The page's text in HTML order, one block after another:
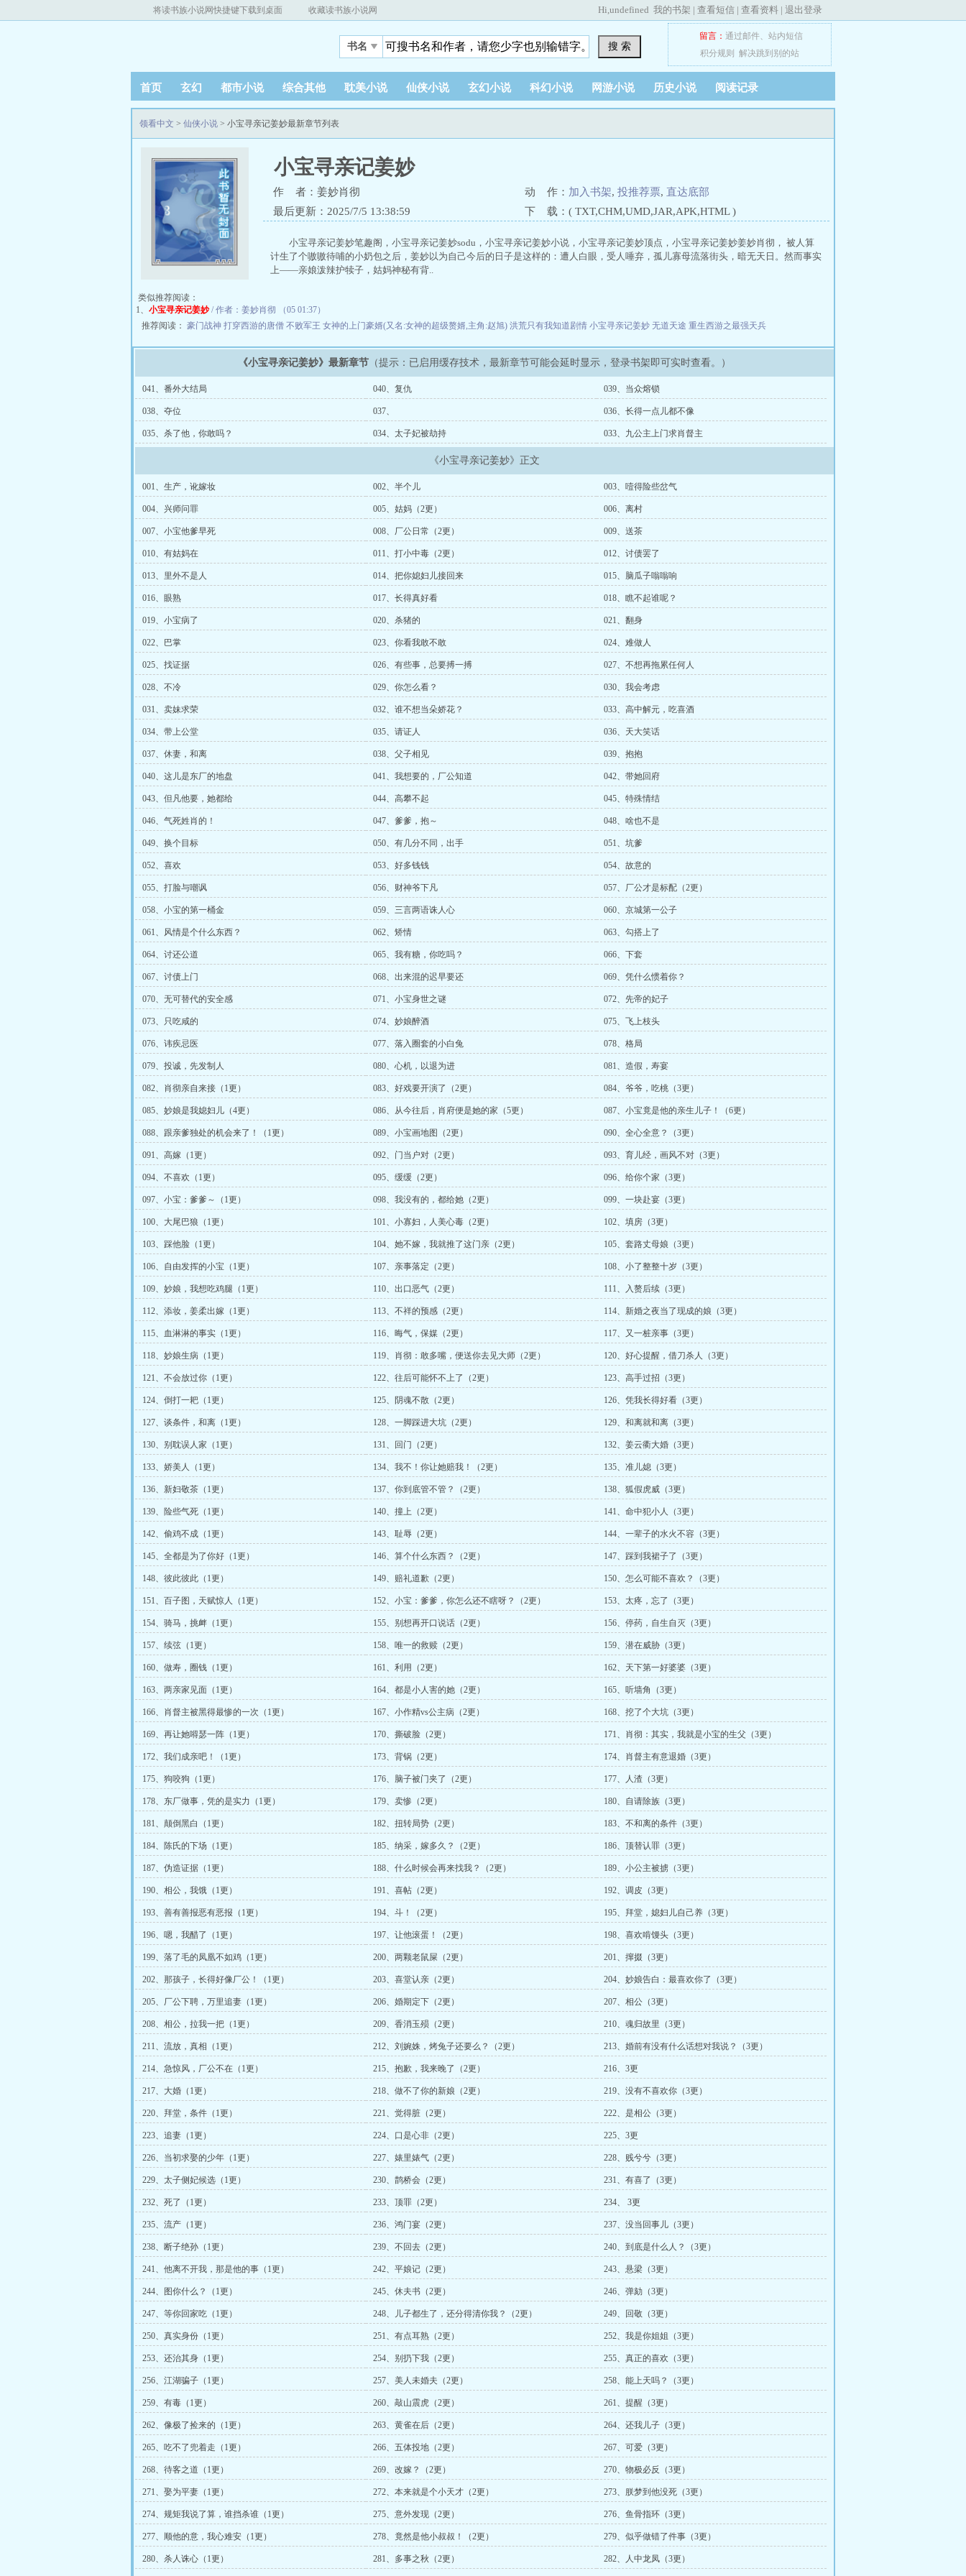
将读书族小说网快捷键下载到桌面 收藏读书族小说网 Hi,undefined 我的书架 | 查看短信 | 查看资料 | 退出登录
书名 搜 索
留言： 通过邮件、 站内短信
积分规则
解决跳到别的站
首页 玄幻 都市小说 综合其他 耽美小说 仙侠小说 玄幻小说 科幻小说 网游小说 历史小说 阅读记录
领看中文 > 仙侠小说 > 小宝寻亲记姜妙最新章节列表
小宝寻亲记姜妙
作 者：姜妙肖彻 动 作： 加入书架, 投推荐票, 直达底部
最后更新：2025/7/5 13:38:59
下 载：( TXT,CHM,UMD,JAR,APK,HTML )
小宝寻亲记姜妙笔趣阁，小宝寻亲记姜妙sodu，小宝寻亲记姜妙小说，小宝寻亲记姜妙顶点，小宝寻亲记姜妙姜妙肖彻， 被人算
计生了个嗷嗷待哺的小奶包之后，姜妙以为自己今后的日子是这样的：遭人白眼，受人唾弃，孤儿寡母流落街头，暗无天日。然而事实
上——亲娘泼辣护犊子，姑妈神秘有背..
类似推荐阅读：
1、 小宝寻亲记姜妙/ 作者：姜妙肖彻 （05 01:37）
推荐阅读： 豪门战神 打穿西游的唐僧 不败军王 女神的上门豪婿(又名:女神的超级赘婿,主角:赵旭) 洪荒只有我知道剧情 小宝寻亲记姜妙 无道天途 重生西游之最强天兵
《小宝寻亲记姜妙》最新章节 （提示：已启用缓存技术，最新章节可能会延时显示，登录书架即可实时查看。）
041、番外大结局 040、复仇 039、当众熔锁
038、夺位 037、 036、长得一点儿都不像
035、杀了他，你敢吗？ 034、太子妃被劫持 033、九公主上门求肖督主
《小宝寻亲记姜妙》正文
001、生产，讹嫁妆 002、半个儿 003、噎得险些岔气
004、兴师问罪 005、姑妈（2更） 006、离村
007、小宝他爹早死 008、厂公日常（2更） 009、送茶
010、有姑妈在 011、打小中毒（2更） 012、讨债罢了
013、里外不是人 014、把你媳妇儿接回来 015、脑瓜子嗡嗡响
016、眼熟 017、长得真好看 018、瞧不起谁呢？
019、小宝病了 020、杀猪的 021、翻身
022、巴掌 023、你看我敢不敢 024、难做人
025、找证据 026、有些事，总要搏一搏 027、不想再拖累任何人
028、不冷 029、你怎么看？ 030、我会考虑
031、卖妹求荣 032、谁不想当朵娇花？ 033、高中解元，吃喜酒
034、带上公堂 035、请证人 036、天大笑话
037、休妻，和离 038、父子相见 039、抱抱
040、这儿是东厂的地盘 041、我想要的，厂公知道 042、带她回府
043、但凡他要，她都给 044、高攀不起 045、特殊情结
046、气死姓肖的！ 047、爹爹，抱～ 048、啥也不是
049、换个目标 050、有几分不同，出手 051、坑爹
052、喜欢 053、好多钱钱 054、故意的
055、打脸与嘲讽 056、财神爷下凡 057、厂公才是标配（2更）
058、小宝的第一桶金 059、三言两语诛人心 060、京城第一公子
061、风情是个什么东西？ 062、矫情 063、勾搭上了
064、讨还公道 065、我有糖，你吃吗？ 066、下套
067、讨债上门 068、出来混的迟早要还 069、凭什么惯着你？
070、无可替代的安全感 071、小宝身世之谜 072、先帝的妃子
073、只吃咸的 074、妙娘醉酒 075、飞上枝头
076、讳疾忌医 077、落入圈套的小白兔 078、格局
079、投诚，先发制人 080、心机，以退为进 081、造假，寿宴
082、肖彻亲自来接（1更） 083、好戏要开演了（2更） 084、爷爷，吃桃（3更）
085、妙娘是我媳妇儿（4更） 086、从今往后，肖府便是她的家（5更） 087、小宝竟是他的亲生儿子！（6更）
088、跟亲爹独处的机会来了！（1更） 089、小宝画地图（2更） 090、全心全意？（3更）
091、高嫁（1更） 092、门当户对（2更） 093、育儿经，画风不对（3更）
094、不喜欢（1更） 095、缓缓（2更） 096、给你个家（3更）
097、小宝：爹爹～（1更） 098、我没有的，都给她（2更） 099、一块赴宴（3更）
100、大尾巴狼（1更） 101、小寡妇，人美心毒（2更） 102、填房（3更）
103、踩他脸（1更） 104、她不嫁，我就推了这门亲（2更） 105、套路丈母娘（3更）
106、自由发挥的小宝（1更） 107、亲事落定（2更） 108、小了整整十岁（3更）
109、妙娘，我想吃鸡腿（1更） 110、出口恶气（2更） 111、入赘后续（3更）
112、添妆，姜柔出嫁（1更） 113、不祥的预感（2更） 114、新婚之夜当了现成的娘（3更）
115、血淋淋的事实（1更） 116、晦气，保媒（2更） 117、又一桩亲事（3更）
118、妙娘生病（1更） 119、肖彻：敢多嘴，便送你去见大师（2更） 120、好心提醒，借刀杀人（3更）
121、不会放过你（1更） 122、往后可能怀不上了（2更） 123、高手过招（3更）
124、倒打一耙（1更） 125、阴魂不散（2更） 126、凭我长得好看（3更）
127、谈条件，和离（1更） 128、一脚踩进大坑（2更） 129、和离就和离（3更）
130、别耽误人家（1更） 131、回门（2更） 132、姜云衢大婚（3更）
133、娇美人（1更） 134、我不！你让她赔我！（2更） 135、准儿媳（3更）
136、新妇敬茶（1更） 137、你到底管不管？（2更） 138、狐假虎威（3更）
139、险些气死（1更） 140、撞上（2更） 141、命中犯小人（3更）
142、偷鸡不成（1更） 143、耻辱（2更） 144、一辈子的水火不容（3更）
145、全都是为了你好（1更） 146、算个什么东西？（2更） 147、踩到我裙子了（3更）
148、彼此彼此（1更） 149、赔礼道歉（2更） 150、怎么可能不喜欢？（3更）
151、百子图，天赋惊人（1更） 152、小宝：爹爹，你怎么还不瞎呀？（2更） 153、太疼，忘了（3更）
154、骑马，挑衅（1更） 155、别想再开口说话（2更） 156、停药，自生自灭（3更）
157、续弦（1更） 158、唯一的救赎（2更） 159、潜在威胁（3更）
160、做寿，圈钱（1更） 161、利用（2更） 162、天下第一好婆婆（3更）
163、两亲家见面（1更） 164、都是小人害的她（2更） 165、听墙角（3更）
166、肖督主被黑得最惨的一次（1更） 167、小作精vs公主病（2更） 168、挖了个大坑（3更）
169、再让她嘚瑟一阵（1更） 170、撕破脸（2更） 171、肖彻：其实，我就是小宝的生父（3更）
172、我们成亲吧！（1更） 173、背锅（2更） 174、肖督主有意退婚（3更）
175、狗咬狗（1更） 176、脑子被门夹了（2更） 177、人渣（3更）
178、东厂做事，凭的是实力（1更） 179、卖惨（2更） 180、自请除族（3更）
181、颠倒黑白（1更） 182、扭转局势（2更） 183、不和离的条件（3更）
184、陈氏的下场（1更） 185、纳采，嫁多久？（2更） 186、顶替认罪（3更）
187、伪造证据（1更） 188、什么时候会再来找我？（2更） 189、小公主被掳（3更）
190、相公，我饿（1更） 191、喜帖（2更） 192、调皮（3更）
193、善有善报恶有恶报（1更） 194、斗！（2更） 195、拜堂，媳妇儿自己养（3更）
196、嗯，我醋了（1更） 197、让他滚蛋！（2更） 198、喜欢啃馒头（3更）
199、落了毛的凤凰不如鸡（1更） 200、两颗老鼠屎（2更） 201、撺掇（3更）
202、那孩子，长得好像厂公！（1更） 203、喜堂认亲（2更） 204、妙娘告白：最喜欢你了（3更）
205、厂公下聘，万里追妻（1更） 206、婚期定下（2更） 207、相公（3更）
208、相公，拉我一把（1更） 209、香消玉殒（2更） 210、魂归故里（3更）
211、流放，真相（1更） 212、刘婉姝，烤兔子还要么？（2更） 213、婚前有没有什么话想对我说？（3更）
214、急惊风，厂公不在（1更） 215、抱歉，我来晚了（2更） 216、3更
217、大婚（1更） 218、做不了你的新娘（2更） 219、没有不喜欢你（3更）
220、拜堂，条件（1更） 221、觉得脏（2更） 222、是相公（3更）
223、追妻（1更） 224、口是心非（2更） 225、3更
226、当初求娶的少年（1更） 227、婊里婊气（2更） 228、贱兮兮（3更）
229、太子侧妃候选（1更） 230、鹊桥会（2更） 231、有喜了（3更）
232、死了（1更） 233、顶罪（2更） 234、 3更
235、流产（1更） 236、鸿门宴（2更） 237、没当回事儿（3更）
238、断子绝孙（1更） 239、不回去（2更） 240、到底是什么人？（3更）
241、他离不开我，那是他的事（1更） 242、平娘记（2更） 243、悬梁（3更）
244、图你什么？（1更） 245、休夫书（2更） 246、弹劾（3更）
247、等你回家吃（1更） 248、儿子都生了，还分得清你我？（2更） 249、回敬（3更）
250、真实身份（1更） 251、有点耳熟（2更） 252、我是你姐姐（3更）
253、还治其身（1更） 254、别扔下我（2更） 255、真正的喜欢（3更）
256、江湖骗子（1更） 257、美人未婚夫（2更） 258、能上天吗？（3更）
259、有毒（1更） 260、敲山震虎（2更） 261、提醒（3更）
262、像极了捡来的（1更） 263、黄雀在后（2更） 264、还我儿子（3更）
265、吃不了兜着走（1更） 266、五体投地（2更） 267、可爱（3更）
268、待客之道（1更） 269、改嫁？（2更） 270、物极必反（3更）
271、娶为平妻（1更） 272、本来就是个小天才（2更） 273、朕梦到他没死（3更）
274、规矩我说了算，谁挡杀谁（1更） 275、意外发现（2更） 276、鱼骨指环（3更）
277、顺他的意，我心难安（1更） 278、竟然是他小叔叔！（2更） 279、似乎做错了件事（3更）
280、杀人诛心（1更） 281、多事之秋（2更） 282、人中龙凤（3更）